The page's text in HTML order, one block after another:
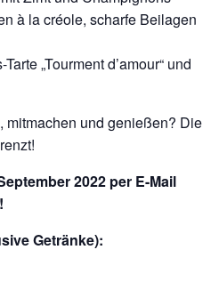
à la créole, scharfe Beilagen
„Tourment d’amour“ und
mitmachen und genießen? Die
2022 per E-Mail
!
Getränke):